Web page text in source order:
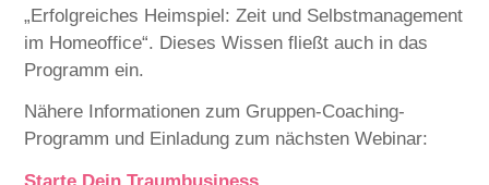
„Erfolgreiches Heimspiel: Zeit und Selbstmanagement
im Homeoffice“. Dieses Wissen fließt auch in das
Programm ein.
Nähere Informationen zum Gruppen-Coaching-
Programm und Einladung zum nächsten Webinar: